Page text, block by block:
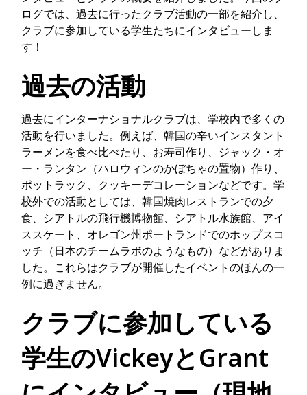
ログでは、過去に行ったクラブ活動の一部を紹介し、
クラブに参加している学生たちにインタビューしま
す！
過去の活動
過去にインターナショナルクラブは、学校内で多くの
活動を行いました。例えば、韓国の辛いインスタント
ラーメンを食べ比べたり、お寿司作り、ジャック・オ
ー・ランタン（ハロウィンのかぼちゃの置物）作り、
ポットラック、クッキーデコレーションなどです。学
校外での活動としては、韓国焼肉レストランでの夕
食、シアトルの飛行機博物館、シアトル水族館、アイ
ススケート、オレゴン州ポートランドでのホップスコ
ッチ（日本のチームラボのようなもの）などがありま
した。これらはクラブが開催したイベントのほんの一
例に過ぎません。
クラブに参加している
学生のVickeyとGrant